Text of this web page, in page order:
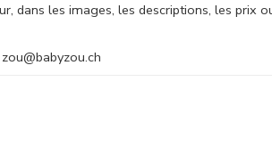
dans les images, les descriptions, les prix
zou@babyzou.ch